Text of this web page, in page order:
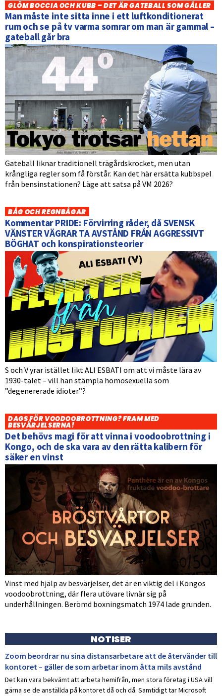
GLÖM BOCCIA OCH KUBB – DET ÄR GATEBALL SOM GÄLLER
Man måste inte sitta inne i ett luftkonditionerat
rum och se på tv varma somrar om man är gammal –
gateball går bra
Gateball liknar traditionell trägårdskrocket, men utan
krångliga regler som få förstår. Kan det här ersätta kubbspel
från bensinstationen? Läge att satsa på VM 2026?
BÅG OCH REGNBÅGAR
Kommentar PRIDE: Förvirring råder, då SVENSK
VÄNSTER VÄGRAR TA AVSTÅND FRÅN AGGRESSIVT
BÖGHAT och konspirationsteorier
S och V yrar istället likt ALI ESBATI om att vi måste lära av
1930-talet – vill han stämpla homosexuella som
”degenererade idioter”?
DAGS FÖR VOODOOBROTTNING? FRAM MED
BESVÄRJELSERNA!
Det behövs magi för att vinna i voodoobrottning i
Kongo, och de ska vara av den rätta kalibern för
säker en vinst
Vinst med hjälp av besvärjelser, det är en viktig del i Kongos
voodoobrottning, där flera utövare livnär sig på
underhållningen. Berömd boxningsmatch 1974 lade grunden.
NOTISER
Zoom beordrar nu sina distansarbetare att de återvänder till
kontoret – gäller de som arbetar inom åtta mils avstånd
Det kan vara bekvämt att arbeta hemifrån, men stora företag i USA vill
gärna se de anställda på kontoret då och då. Samtidigt tar Microsoft